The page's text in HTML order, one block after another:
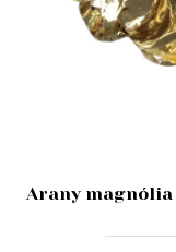
Arany magnólia